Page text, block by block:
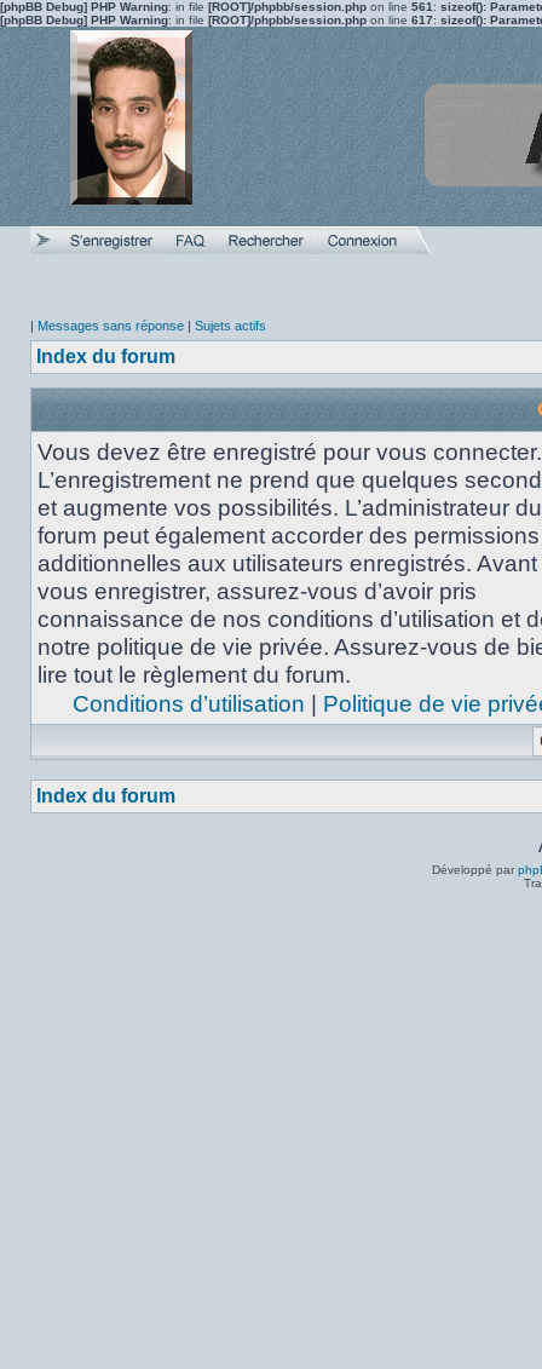
[phpBB Debug] PHP Warning: in file [ROOT]/phpbb/session.php on line 561 : sizeof():
[phpBB Debug] PHP Warning: in file [ROOT]/phpbb/session.php on line 617: sizeof():
| Messages sans réponse | Sujets actifs
Index du forum
Vous devez être enregistré pour vous connecter.
L’enregistrement ne prend que quelques
et augmente vos possibilités. L’administrateur du
forum peut également accorder des permissions
additionnelles aux utilisateurs enregistrés.
vous enregistrer, assurez-vous d’avoir pris
connaissance de nos conditions d’utilisation et
notre politique de vie privée. Assurez-vous de
lire tout le règlement du forum.
Conditions d’utilisation | Politique de vie
Index du forum
Développé par